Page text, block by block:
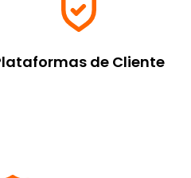
de Cliente